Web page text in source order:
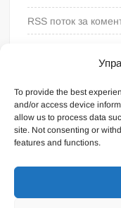
To provide the best
and/or access device
allow us to process data
site. Not consenting or
features and functions.
RSS поток за